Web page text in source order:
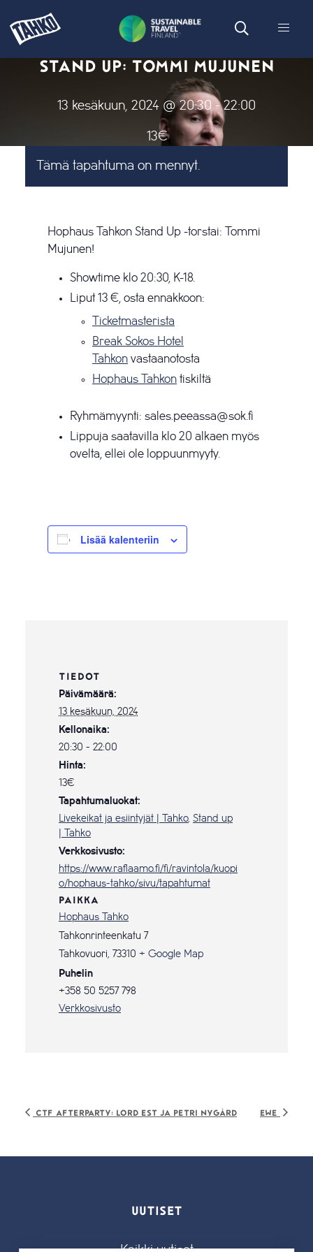
STAND UP: TOMMI MUJUNEN
13 kesäkuun, 2024 @ 20:30 -22:00
13€
Tämä tapahtuma on mennyt.
Hophaus Tahkon Stand Up -torstai: Tommi
Mujunen!
Showtime klo 20:30, K-18.
Liput 13 €, osta ennakkoon:
Ticketmasterista
Break Sokos Hotel
Tahkon vastaanotosta
Hophaus Tahkon tiskiltä
Ryhmämyynti: sales.peeassa@sok.fi
Lippuja saatavilla klo 20 alkaen myös
ovelta, ellei ole loppuunmyyty.
Lisää kalenteriin
TIEDOT
Päivämäärä:
13 kesäkuun, 2024
Kellonaika:
20:30 - 22:00
Hinta:
13€
Tapahtumaluokat:
Livekeikat ja esiintyjät | Tahko, Stand up
| Tahko
Verkkosivusto:
https://www.raflaamo.fi/fi/ravintola/kuopi
o/hophaus-tahko/sivu/tapahtumat
PAIKKA
Hophaus Tahko
Tahkonrinteenkatu 7
Tahkovuori, 73310 + Google Map
Puhelin
+358 50 5257 798
Verkkosivusto
CTF Afterparty: Lord Est ja Petri Nygård Ewe
UUTISET